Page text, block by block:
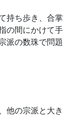
持ち歩き、合
の間にかけて手
派の数珠で問
他の宗派と大